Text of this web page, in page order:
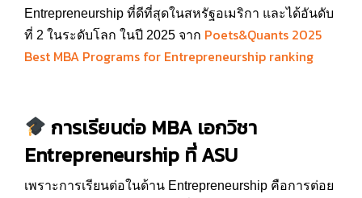
Entrepreneurship ที่ดีที่สุดในสหรัฐอเมริกา และได้อันดับ
ที่ 2 ในระดับโลก ในปี 2025 จาก Poets&Quants 2025
Best MBA Programs for Entrepreneurship ranking
การเรียนต่อ MBA เอกวิชา
Entrepreneurship ที่ASU
เพราะการเรียนต่อในด้าน Entrepreneurship คือการต่อย